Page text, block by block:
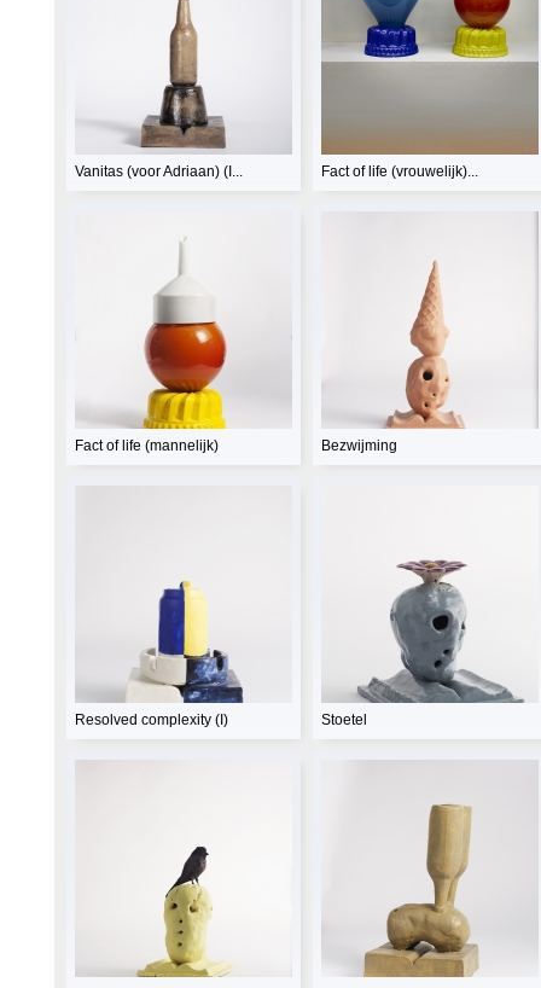
Vanitas (voor Adriaan) (I... Fact of life (vrouwelijk)...
Fact of life (mannelijk) Bezwijming
Resolved complexity (I) Stoetel